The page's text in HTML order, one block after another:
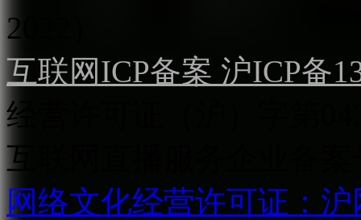
2022）
互联网ICP备案 沪ICP备
经营许可证（沪）字第
互联网直播服务企业备案
网络文化经营许可证：